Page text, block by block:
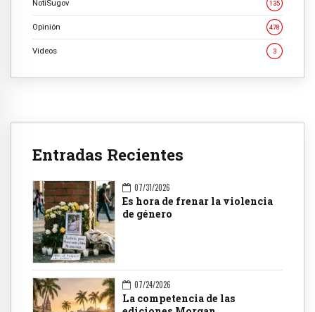
NotiSugov 135
Opinión 478
Videos 3
Entradas Recientes
07/31/2026
Es hora de frenar la violencia
de género
07/24/2026
La competencia de las